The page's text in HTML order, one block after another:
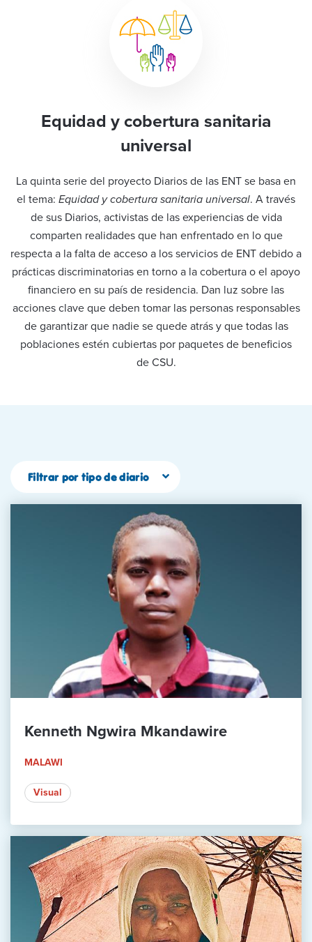
Equidad y cobertura sanitaria
universal
La quinta serie del proyecto Diarios de las ENT se basa en
el tema: Equidad y cobertura sanitaria universal. A través
de sus Diarios, activistas de las experiencias de vida
comparten realidades que han enfrentado en lo que
respecta a la falta de acceso a los servicios de ENT debido a
prácticas discriminatorias en torno a la cobertura o el apoyo
financiero en su país de residencia. Dan luz sobre las
acciones clave que deben tomar las personas responsables
de garantizar que nadie se quede atrás y que todas las
poblaciones estén cubiertas por paquetes de beneficios
de CSU.
Filtrar por tipo de diario
Kenneth Ngwira Mkandawire
MALAWI
Visual